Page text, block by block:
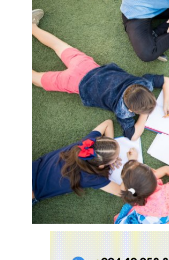
Müsahibə
Elm və innovasiya
Reportaj
Pedaqogika
Regionlar
Qəzetin PDF arxivi
İctimai şura
Dünya